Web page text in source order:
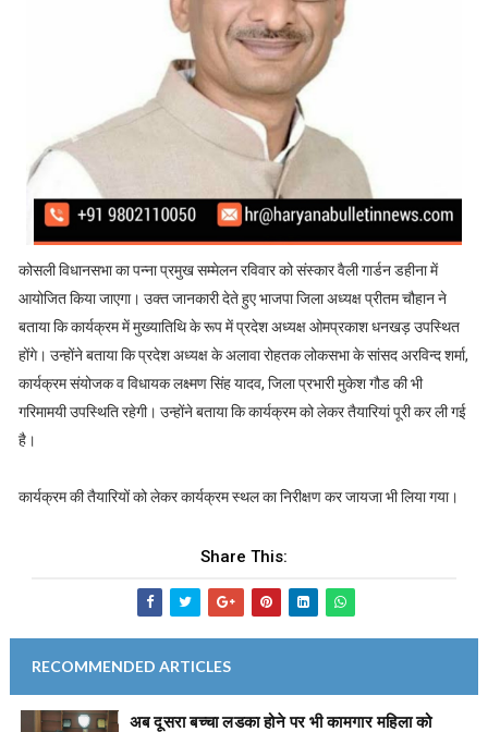
कोसली विधानसभा का पन्ना प्रमुख सम्मेलन रविवार को संस्कार वैली गार्डन डहीना में
आयोजित किया जाएगा। उक्त जानकारी देते हुए भाजपा जिला अध्यक्ष प्रीतम चौहान ने
बताया कि कार्यक्रम में मुख्यातिथि के रूप में प्रदेश अध्यक्ष ओमप्रकाश धनखड़ उपस्थित
होंगे। उन्होंने बताया कि प्रदेश अध्यक्ष के अलावा रोहतक लोकसभा के सांसद अरविन्द शर्मा,
कार्यक्रम संयोजक व विधायक लक्ष्मण सिंह यादव, जिला प्रभारी मुकेश गौड की भी
गरिमामयी उपस्थिति रहेगी। उन्होंने बताया कि कार्यक्रम को लेकर तैयारियां पूरी कर ली गई
है।
कार्यक्रम की तैयारियों को लेकर कार्यक्रम स्थल का निरीक्षण कर जायजा भी लिया गया।
Share This:
RECOMMENDED ARTICLES
अब दूसरा बच्चा लडका होने पर भी कामगार महिला को